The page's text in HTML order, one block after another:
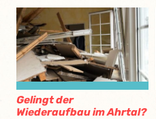
Gelingt der
Wiederaufbau im Ahrtal?